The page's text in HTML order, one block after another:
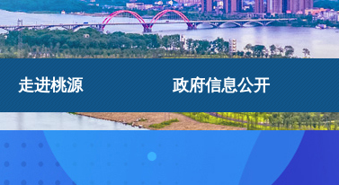
走进桃源 政府信息公开